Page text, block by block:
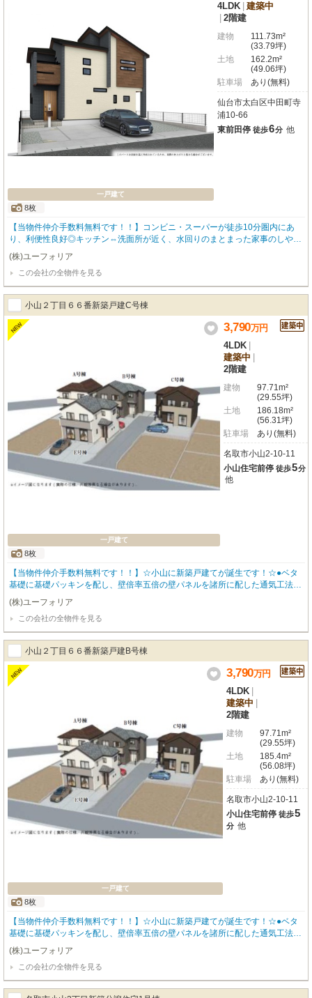
一戸建て
8枚
4LDK 建築中
2階建
建物
111.73m²
(33.79坪)
土地
162.2m²
(49.06坪)
駐車場
あり(無料)
仙台市太白区中田町寺
浦10-66
東前田停 徒歩6分 他
【当物件仲介手数料無料です！！】​コンビニ・スーパーが徒歩10分圏内にあ
り、利便性良好◎キッチン⇔洗面所が近く、水回りのまとまった家事のしやす
い間取りです​主寝室は勾配天井を採用しており、ゆとりあるくつろぎの空間と
なりそうです
(株)ユーフォリア
この会社の全物件を見る
小山２丁目６６番新築戸建C号棟
NEW
一戸建て
8枚
3,790万円
4LDK
建築中
2階建
建物
97.71m²
(29.55坪)
土地
186.18m²
(56.31坪)
駐車場
あり(無料)
名取市小山2-10-11
小山住宅前停 徒歩5分
他
【当物件仲介手数料無料です！！】☆小山に新築戸建てが誕生です！☆●ベタ
基礎に基礎パッキンを配し、壁倍率五倍の壁パネルを諸所に配した通気工法で
着工あら完成まで第三者機関による計四回の検査を通過した物件のみ引き渡し
ている為地震に強い家です●住宅性能表示制度最高等級取得（設計住宅性能評
価＋建設住宅性能評価）、長期優良住宅認定物件（耐震、省エネ性等高い）、
フラット35適合証明書あり
(株)ユーフォリア
この会社の全物件を見る
小山２丁目６６番新築戸建B号棟
NEW
一戸建て
8枚
3,790万円
4LDK
建築中
2階建
建物
97.71m²
(29.55坪)
土地
185.4m²
(56.08坪)
駐車場
あり(無料)
名取市小山2-10-11
小山住宅前停 徒歩5
分 他
【当物件仲介手数料無料です！！】☆小山に新築戸建てが誕生です！☆●ベタ
基礎に基礎パッキンを配し、壁倍率五倍の壁パネルを諸所に配した通気工法で
着工あら完成まで第三者機関による計四回の検査を通過した物件のみ引き渡し
ている為地震に強い家です●住宅性能表示制度最高等級取得（設計住宅性能評
価＋建設住宅性能評価）、長期優良住宅認定物件（耐震、省エネ性等高い）、
フラット35適合証明書あり
(株)ユーフォリア
この会社の全物件を見る